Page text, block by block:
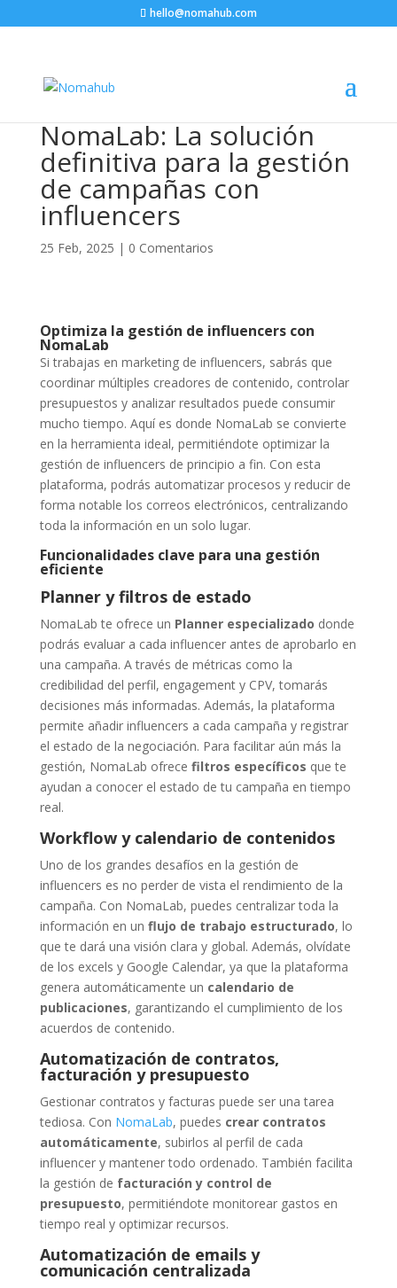
hello@nomahub.com
NomaLab: La solución
definitiva para la gestión
de campañas con
influencers
25 Feb, 2025 | 0 Comentarios
Optimiza la gestión de influencers con
NomaLab
Si trabajas en marketing de influencers, sabrás que
coordinar múltiples creadores de contenido, controlar
presupuestos y analizar resultados puede consumir
mucho tiempo. Aquí es donde NomaLab se convierte
en la herramienta ideal, permitiéndote optimizar la
gestión de influencers de principio a fin. Con esta
plataforma, podrás automatizar procesos y reducir de
forma notable los correos electrónicos, centralizando
toda la información en un solo lugar.
Funcionalidades clave para una gestión
eficiente
Planner y filtros de estado
NomaLab te ofrece un Planner especializado donde
podrás evaluar a cada influencer antes de aprobarlo en
una campaña. A través de métricas como la
credibilidad del perfil, engagement y CPV, tomarás
decisiones más informadas. Además, la plataforma
permite añadir influencers a cada campaña y registrar
el estado de la negociación. Para facilitar aún más la
gestión, NomaLab ofrece filtros específicos que te
ayudan a conocer el estado de tu campaña en tiempo
real.
Workflow y calendario de contenidos
Uno de los grandes desafíos en la gestión de
influencers es no perder de vista el rendimiento de la
campaña. Con NomaLab, puedes centralizar toda la
información en un flujo de trabajo estructurado, lo
que te dará una visión clara y global. Además, olvídate
de los excels y Google Calendar, ya que la plataforma
genera automáticamente un calendario de
publicaciones, garantizando el cumplimiento de los
acuerdos de contenido.
Automatización de contratos,
facturación y presupuesto
Gestionar contratos y facturas puede ser una tarea
tediosa. Con NomaLab, puedes crear contratos
automáticamente, subirlos al perfil de cada
influencer y mantener todo ordenado. También facilita
la gestión de facturación y control de
presupuesto, permitiéndote monitorear gastos en
tiempo real y optimizar recursos.
Automatización de emails y
comunicación centralizada